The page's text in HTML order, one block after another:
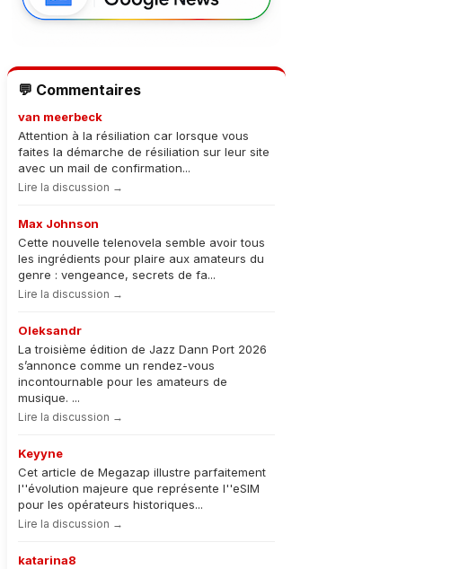
💬 Commentaires
van meerbeck
Attention à la résiliation car lorsque vous
faites la démarche de résiliation sur leur site
avec un mail de confirmation...
Lire la discussion →
Max Johnson
Cette nouvelle telenovela semble avoir tous
les ingrédients pour plaire aux amateurs du
genre : vengeance, secrets de fa...
Lire la discussion →
Oleksandr
La troisième édition de Jazz Dann Port 2026
s’annonce comme un rendez-vous
incontournable pour les amateurs de
musique. ...
Lire la discussion →
Keyyne
Cet article de Megazap illustre parfaitement
l''évolution majeure que représente l''eSIM
pour les opérateurs historiques...
Lire la discussion →
katarina8